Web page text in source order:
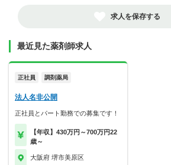
求人を保存する
最近見た薬剤師求人
正社員 調剤薬局
法人名非公開
正社員とパート勤務での募集です！
【年収】430万円～700万円22
歳～
大阪府 堺市美原区